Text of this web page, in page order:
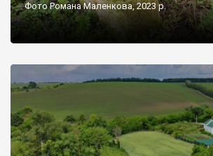
Фото Романа Маленкова, 2023 р.